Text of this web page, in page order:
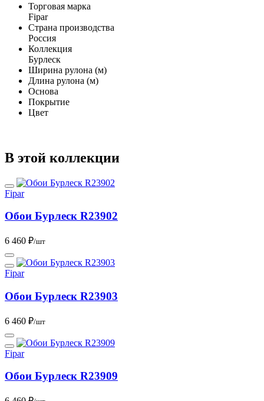
Торговая марка
Fipar
Страна производства
Россия
Коллекция
Бурлеск
Ширина рулона (м)
Длина рулона (м)
Основа
Покрытие
Цвет
В этой коллекции
Fipar
Обои Бурлеск R23902
6 460 ₽/шт
Fipar
Обои Бурлеск R23903
6 460 ₽/шт
Fipar
Обои Бурлеск R23909